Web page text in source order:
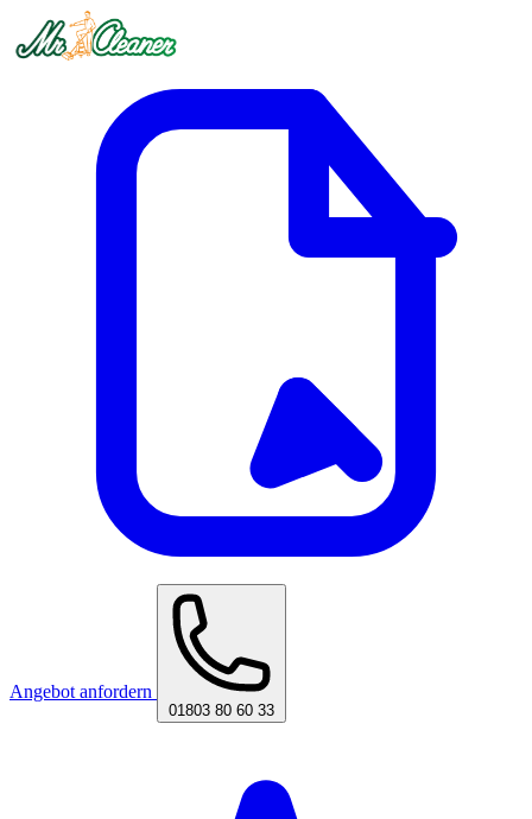
Angebot anfordern
01803 80 60 33